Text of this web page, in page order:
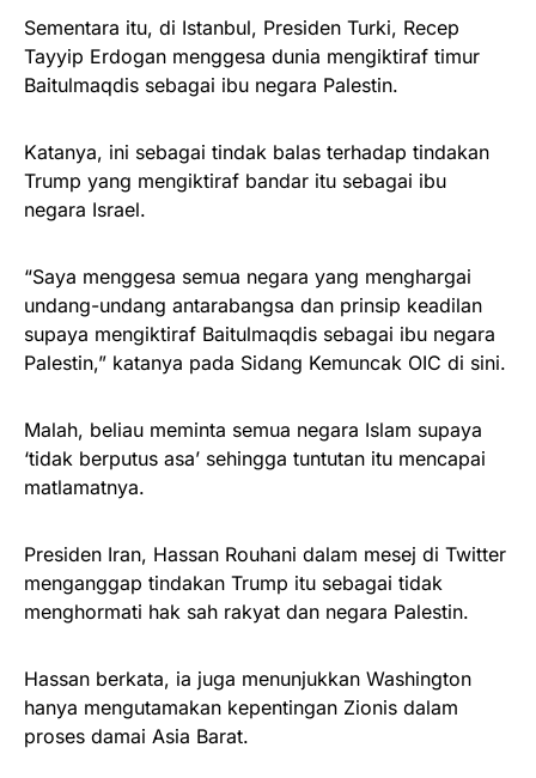
Sementara itu, di Istanbul, Presiden Turki, Recep
Tayyip Erdogan menggesa dunia mengiktiraf timur
Baitulmaqdis sebagai ibu negara Palestin.
Katanya, ini sebagai tindak balas terhadap tindakan
Trump yang mengiktiraf bandar itu sebagai ibu
negara Israel.
“Saya menggesa semua negara yang menghargai
undang-undang antarabangsa dan prinsip keadilan
supaya mengiktiraf Baitulmaqdis sebagai ibu negara
Palestin,” katanya pada Sidang Kemuncak OIC di sini.
Malah, beliau meminta semua negara Islam supaya
‘tidak berputus asa’ sehingga tuntutan itu mencapai
matlamatnya.
Presiden Iran, Hassan Rouhani dalam mesej di Twitter
menganggap tindakan Trump itu sebagai tidak
menghormati hak sah rakyat dan negara Palestin.
Hassan berkata, ia juga menunjukkan Washington
hanya mengutamakan kepentingan Zionis dalam
proses damai Asia Barat.